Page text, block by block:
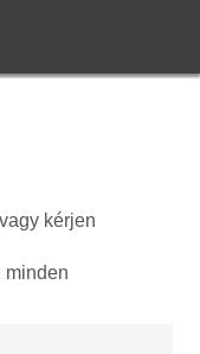
kérjen
minden